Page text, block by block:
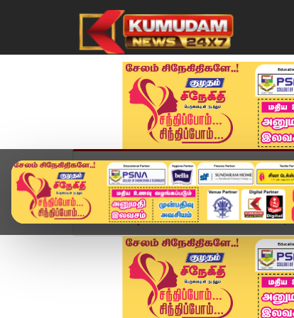
முகப்பு விளையாட்டு அண்மை
Home வீடியோ ஸ்டோரி Headlines Now |